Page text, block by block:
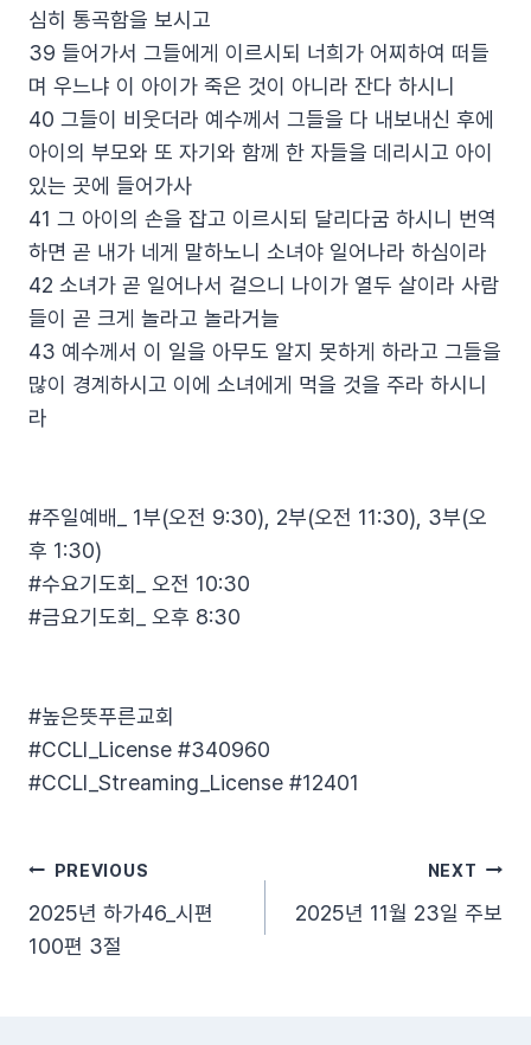
심히 통곡함을 보시고
39 들어가서 그들에게 이르시되 너희가 어찌하여 떠들
며 우느냐 이 아이가 죽은 것이 아니라 잔다 하시니
40 그들이 비웃더라 예수께서 그들을 다 내보내신 후에
아이의 부모와 또 자기와 함께 한 자들을 데리시고 아이
있는 곳에 들어가사
41 그 아이의 손을 잡고 이르시되 달리다굼 하시니 번역
하면 곧 내가 네게 말하노니 소녀야 일어나라 하심이라
42 소녀가 곧 일어나서 걸으니 나이가 열두 살이라 사람
들이 곧 크게 놀라고 놀라거늘
43 예수께서 이 일을 아무도 알지 못하게 하라고 그들을
많이 경계하시고 이에 소녀에게 먹을 것을 주라 하시니
라
#주일예배_ 1부(오전 9:30), 2부(오전 11:30), 3부(오
후 1:30)
#수요기도회_ 오전 10:30
#금요기도회_ 오후 8:30
#높은뜻푸른교회​
#CCLI_License​ #340960​
#CCLI_Streaming_License​ #12401
글
탐
PREVIOUS
2025년 하가46_시편
100편 3절
NEXT
2025년 11월 23일 주보